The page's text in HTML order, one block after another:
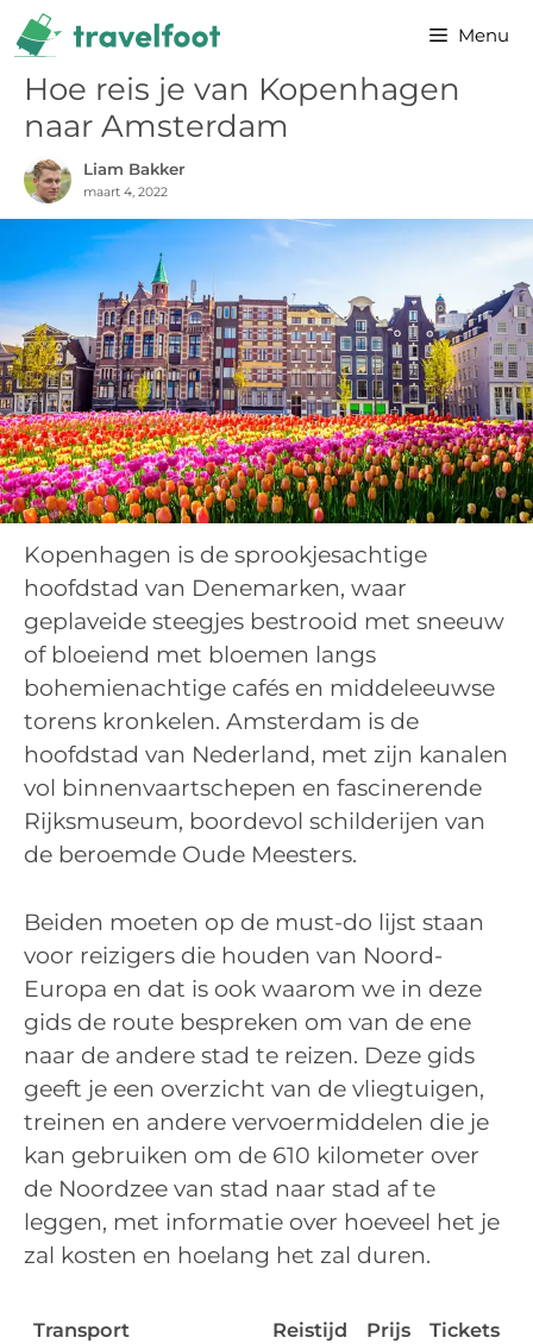
Ga
naar
inhoud
Menu
Hoe reis je van Kopenhagen
naar Amsterdam
Liam Bakker
maart 4, 2022
Kopenhagen is de sprookjesachtige
hoofdstad van Denemarken, waar
geplaveide steegjes bestrooid met sneeuw
of bloeiend met bloemen langs
bohemienachtige cafés en middeleeuwse
torens kronkelen. Amsterdam is de
hoofdstad van Nederland, met zijn kanalen
vol binnenvaartschepen en fascinerende
Rijksmuseum, boordevol schilderijen van
de beroemde Oude Meesters.
Beiden moeten op de must-do lijst staan
voor reizigers die houden van Noord-
Europa en dat is ook waarom we in deze
gids de route bespreken om van de ene
naar de andere stad te reizen. Deze gids
geeft je een overzicht van de vliegtuigen,
treinen en andere vervoermiddelen die je
kan gebruiken om de 610 kilometer over
de Noordzee van stad naar stad af te
leggen, met informatie over hoeveel het je
zal kosten en hoelang het zal duren.
Transport Reistijd Prijs Tickets